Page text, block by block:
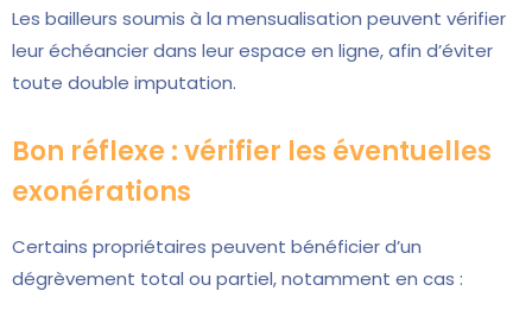
Les bailleurs soumis à la mensualisation peuvent vérifier
leur échéancier dans leur espace en ligne, afin d’éviter
toute double imputation.
Bon réflexe : vérifier les éventuelles
exonérations
Certains propriétaires peuvent bénéficier d’un
dégrèvement total ou partiel, notamment en cas :